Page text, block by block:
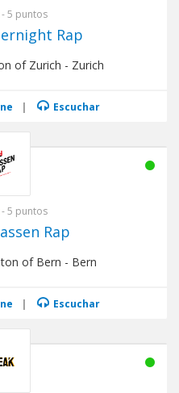
- 5 puntos
Rap
of Zurich - Zurich
| Escuchar
- 5 puntos
Rap
of Bern - Bern
| Escuchar